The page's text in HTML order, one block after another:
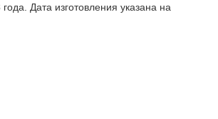
года. Дата изготовления указана на